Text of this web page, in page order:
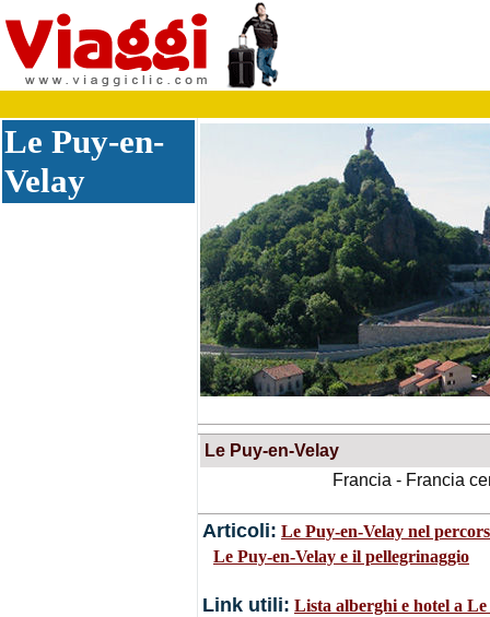
Le Puy-en-
Velay
Le Puy-en-Velay
Francia - Francia
Articoli: Le Puy-en-Velay nel
Le Puy-en-Velay e il pellegrinaggio
Link utili: Lista alberghi e hotel a Le